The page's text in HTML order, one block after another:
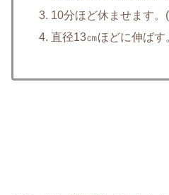
10分ほど休ませます。
直径13㎝ほどに伸ばす